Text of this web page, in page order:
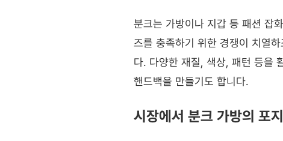
분크는 가방이나 지갑 등 패션 잡
즈를 충족하기 위한 경쟁이 치열
다. 다양한 재질, 색상, 패턴 등을
핸드백을 만들기도 합니다.
시장에서 분크 가방의 포